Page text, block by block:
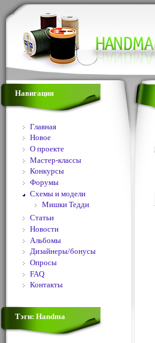
Навигация
Главная
Новое
О проекте
Мастер-классы
Конкурсы
Форумы
Схемы и модели
Мишки Тедди
Статьи
Новости
Альбомы
Дизайнеры/бонусы
Опросы
FAQ
Контакты
Тэги: Handma